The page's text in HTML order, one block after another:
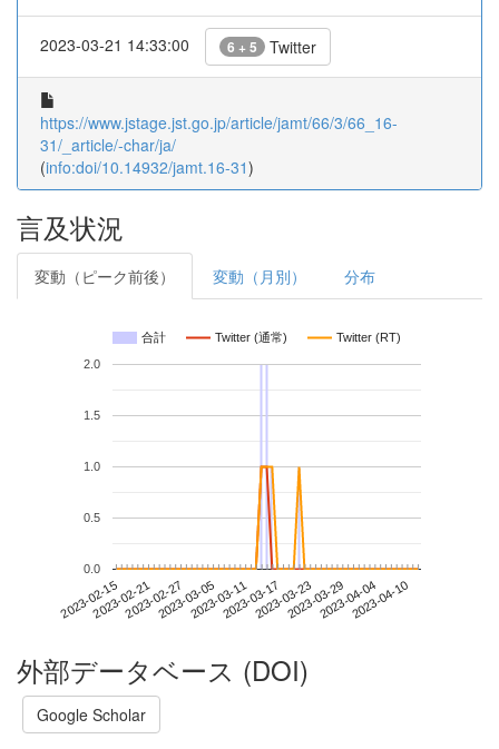
2023-03-21 14:33:00 6 + 5 Twitter
https://www.jstage.jst.go.jp/article/jamt/66/3/66_16-
31/_article/-char/ja/
(info:doi/10.14932/jamt.16-31)
言及状況
変動（ピーク前後） 変動（月別） 分布
合計 Twitter (通常) Twitter (RT)
2023-02-152023-02-212023-02-272023-03-052023-03-112023-03-172023-03-232023-03-292023-04-042023-04-10
0.0
0.5
1.0
1.5
2.0
外部データベース (DOI)
Google Scholar